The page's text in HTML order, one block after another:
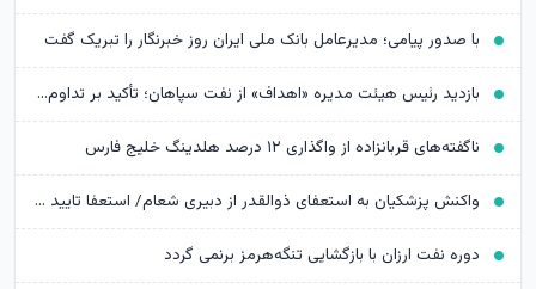
با صدور پیامی؛ مدیرعامل بانک ملی ایران روز خبرنگار را تبریک گفت
بازدید رئیس هیئت مدیره «اهداف» از نفت سپاهان؛ تأکید بر تداوم حمایت از شرکت های تابعه
ناگفته‌های قربانزاده از واگذاری ۱۲ درصد هلدینگ خلیج فارس
واکنش پزشکیان به استعفای ذوالقدر از دبیری شعام/ استعفا تایید شد؟
دوره نفت ارزان با بازگشایی تنگه‌هرمز برنمی گردد